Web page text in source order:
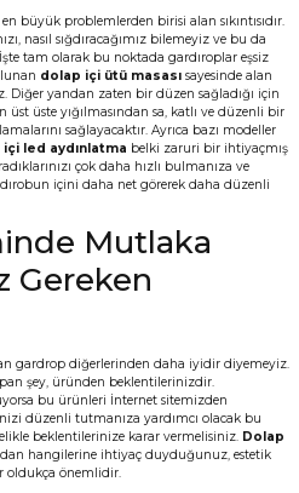
büyük problemlerden birisi alan sıkıntısıdır.
nasıl sığdıracağımız bilemeyiz ve bu da
İşte tam olarak bu noktada gardıroplar eşsiz
dolap içi ütü masası sayesinde alan
Diğer yandan zaten bir düzen sağladığı için
üste yığılmasından sa, katlı ve düzenli bir
sağlayacaktır. Ayrıca bazı modeller
içi led aydınlatma belki zaruri bir ihtiyaçmış
çok daha hızlı bulmanıza ve
içini daha net görerek daha düzenli
Mutlaka
Gereken
gardrop diğerlerinden daha iyidir diyemeyiz.
şey, üründen beklentilerinizdir.
bu ürünleri İnternet sitemizden
düzenli tutmanıza yardımcı olacak bu
beklentilerinize karar vermelisiniz. Dolap
hangilerine ihtiyaç duyduğunuz, estetik
oldukça önemlidir.